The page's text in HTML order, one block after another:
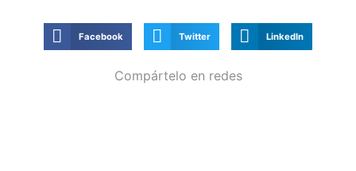
Facebook Twitter LinkedIn
Compártelo en redes